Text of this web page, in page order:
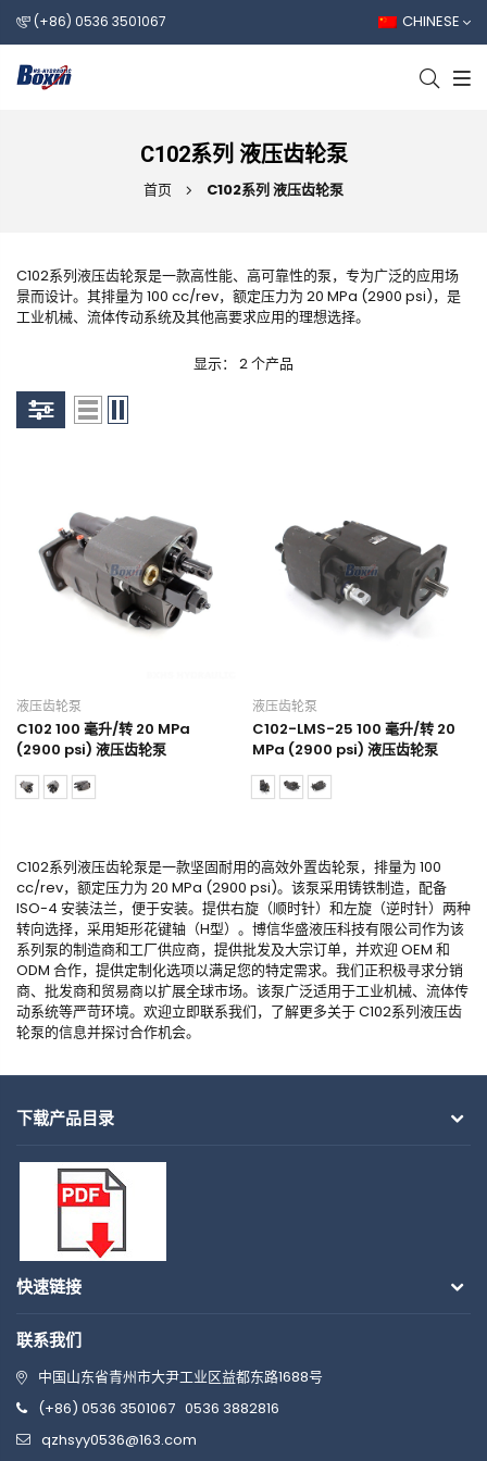
(+86) 0536 3501067 CHINESE
C102系列 液压齿轮泵
首页 C102系列 液压齿轮泵
C102系列液压齿轮泵是一款高性能、高可靠性的泵，专为广泛的应用场
景而设计。其排量为 100 cc/rev，额定压力为 20 MPa (2900 psi)，是
工业机械、流体传动系统及其他高要求应用的理想选择。
显示： 2 个产品
液压齿轮泵
C102 100 毫升/转 20 MPa
(2900 psi) 液压齿轮泵
液压齿轮泵
C102-LMS-25 100 毫升/转 20
MPa (2900 psi) 液压齿轮泵
C102系列液压齿轮泵是一款坚固耐用的高效外置齿轮泵，排量为 100
cc/rev，额定压力为 20 MPa (2900 psi)。该泵采用铸铁制造，配备
ISO-4 安装法兰，便于安装。提供右旋（顺时针）和左旋（逆时针）两种
转向选择，采用矩形花键轴（H型）。博信华盛液压科技有限公司作为该
系列泵的制造商和工厂供应商，提供批发及大宗订单，并欢迎 OEM 和
ODM 合作，提供定制化选项以满足您的特定需求。我们正积极寻求分销
商、批发商和贸易商以扩展全球市场。该泵广泛适用于工业机械、流体传
动系统等严苛环境。欢迎立即联系我们，了解更多关于 C102系列液压齿
轮泵的信息并探讨合作机会。
下载产品目录
快速链接
联系我们
中国山东省青州市大尹工业区益都东路1688号
(+86) 0536 3501067 0536 3882816
qzhsyy0536@163.com